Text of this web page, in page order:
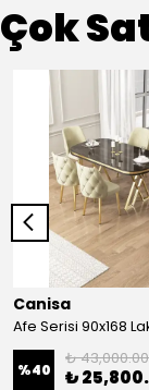
Çok
Canisa
%40
₺ 43,000.00
₺